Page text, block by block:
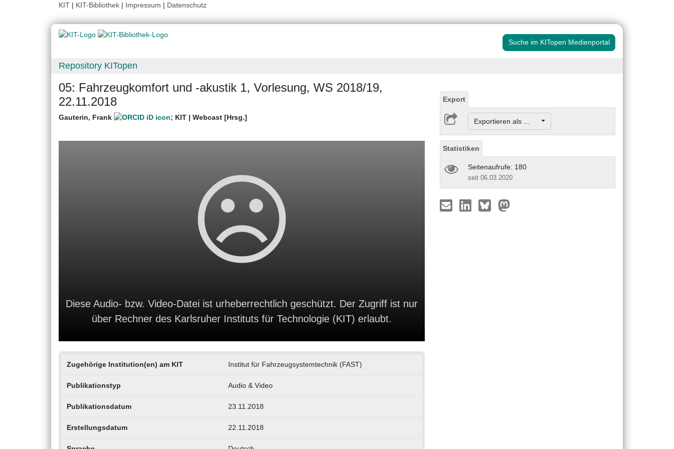
KIT | KIT-Bibliothek | Impressum | Datenschutz
Suche im KITopen Medienportal
Repository KITopen
05: Fahrzeugkomfort und -akustik 1, Vorlesung, WS 2018/19,
22.11.2018
Gauterin, Frank ; KIT | Webcast [Hrsg.]
Diese Audio- bzw. Video-Datei ist urheberrechtlich geschützt. Der Zugriff ist nur
über Rechner des Karlsruher Instituts für Technologie (KIT) erlaubt.
Zugehörige Institution(en) am KIT Institut für Fahrzeugsystemtechnik (FAST)
Publikationstyp Audio & Video
Publikationsdatum 23.11.2018
Erstellungsdatum 22.11.2018
Export
Exportieren als ...
Statistiken
Seitenaufrufe: 180
seit 06.03.2020